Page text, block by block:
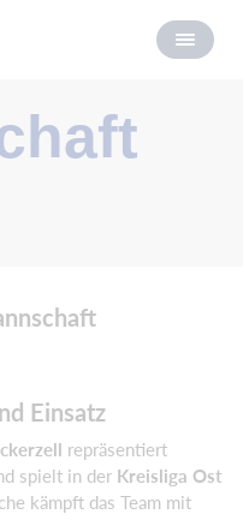
Einsatz
repräsentiert
spielt in der Kreisliga Ost
kämpft das Team mit